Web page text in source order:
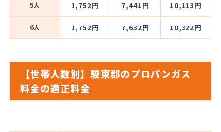
5人 1,752円 7,441円 10,113円
6人 1,752円 7,632円 10,322円
【世帯人数別】駿東郡のプロパンガス
料金の適正料金